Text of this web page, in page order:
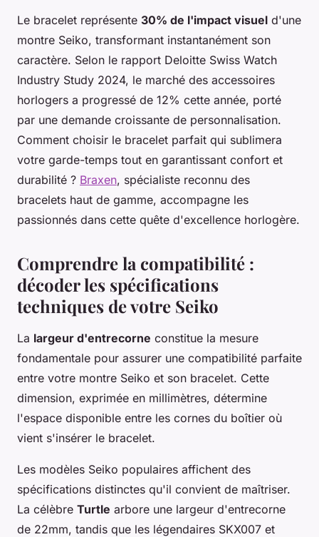
Le bracelet représente 30% de l'impact visuel d'une
montre Seiko, transformant instantanément son
caractère. Selon le rapport Deloitte Swiss Watch
Industry Study 2024, le marché des accessoires
horlogers a progressé de 12% cette année, porté
par une demande croissante de personnalisation.
Comment choisir le bracelet parfait qui sublimera
votre garde-temps tout en garantissant confort et
durabilité ? Braxen, spécialiste reconnu des
bracelets haut de gamme, accompagne les
passionnés dans cette quête d'excellence horlogère.
Comprendre la compatibilité :
décoder les spécifications
techniques de votre Seiko
La largeur d'entrecorne constitue la mesure
fondamentale pour assurer une compatibilité parfaite
entre votre montre Seiko et son bracelet. Cette
dimension, exprimée en millimètres, détermine
l'espace disponible entre les cornes du boîtier où
vient s'insérer le bracelet.
Les modèles Seiko populaires affichent des
spécifications distinctes qu'il convient de maîtriser.
La célèbre Turtle arbore une largeur d'entrecorne
de 22mm, tandis que les légendaires SKX007 et